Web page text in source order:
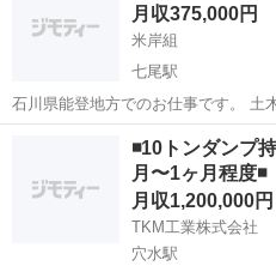
月収375,000円
米岸組
七尾駅
石川県能登地方でのお仕事です。 土木作業での手元作業。日当15000‼️
上限8000円までの日払いは可能です。 年齢条
用なし） 詳細につきましてはお
七尾駅 その他
◾️10トンダン
月〜1ヶ月程度◾️
月収1,200,000円
TKM工業株式会社
穴水駅